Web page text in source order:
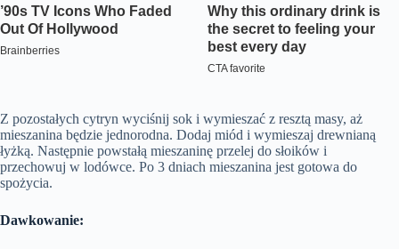
Z pozostałych cytryn wyciśnij sok i wymieszać z resztą masy, aż
mieszanina będzie jednorodna. Dodaj miód i wymieszaj drewnianą
łyżką. Następnie powstałą mieszaninę przelej do słoików i
przechowuj w lodówce. Po 3 dniach mieszanina jest gotowa do
spożycia.
Dawkowanie: